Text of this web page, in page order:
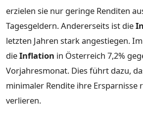
erzielen sie nur geringe Renditen
Tagesgeldern. Andererseits ist die
letzten Jahren stark angestiegen.
dieInflation in Österreich 7,2%
Vorjahresmonat. Dies führt dazu,
minimaler Rendite ihre Ersparnisse
verlieren.